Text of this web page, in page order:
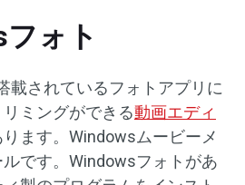
ォト
載されているフォトアプリに
ミングができる動画エディ
ます。Windowsムービーメ
です。Windowsフォトがあ